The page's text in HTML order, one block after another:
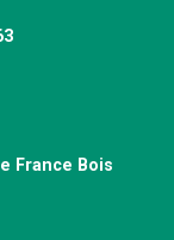
France Bois